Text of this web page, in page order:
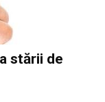
stării de